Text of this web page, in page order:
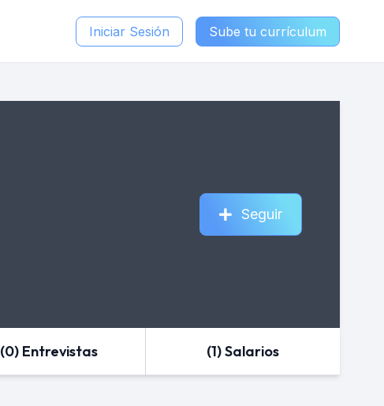
Iniciar Sesión Sube tu currículum
Seguir
(0) Entrevistas (1) Salarios